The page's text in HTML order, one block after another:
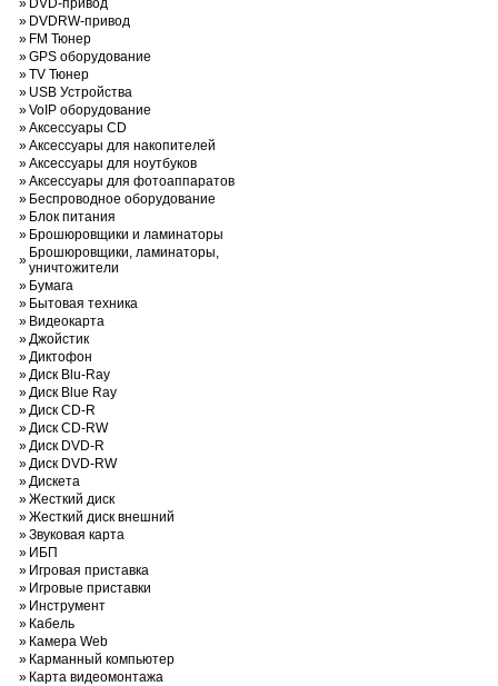
» DVD-привод
» DVDRW-привод
» FM Тюнер
»GPS оборудование
»TV Тюнер
» USB Устройства
»VoIP оборудование
»Аксессуары CD
»Аксессуары для накопителей
»Аксессуары для ноутбуков
»Аксессуары для фотоаппаратов
» Беспроводное оборудование
» Блок питания
» Брошюровщики и ламинаторы
» Брошюровщики, ламинаторы,
уничтожители
» Бумага
» Бытовая техника
» Видеокарта
»Джойстик
»Диктофон
»Диск Blu-Ray
»Диск Blue Ray
»Диск CD-R
»Диск CD-RW
»Диск DVD-R
»Диск DVD-RW
»Дискета
»Жесткий диск
»Жесткий диск внешний
»Звуковая карта
» ИБП
» Игровая приставка
» Игровые приставки
» Инструмент
» Кабель
» Камера Web
» Карманный компьютер
» Карта видеомонтажа